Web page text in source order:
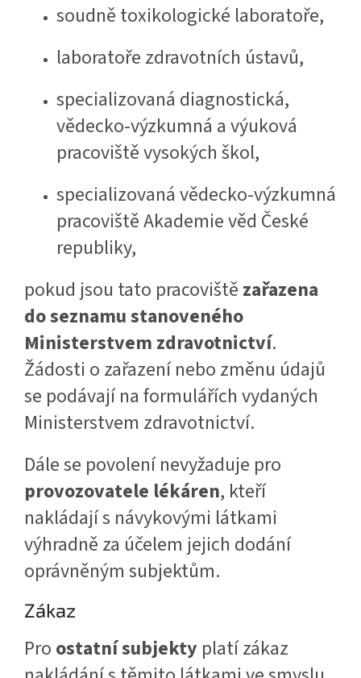
soudně toxikologické laboratoře,
laboratoře zdravotních ústavů,
specializovaná diagnostická,
vědecko-výzkumná a výuková
pracoviště vysokých škol,
specializovaná vědecko-výzkumná
pracoviště Akademie věd České
republiky,
pokud jsou tato pracoviště zařazena
do seznamu stanoveného
Ministerstvem zdravotnictví.
Žádosti o zařazení nebo změnu údajů
se podávají na formulářích vydaných
Ministerstvem zdravotnictví.
Dále se povolení nevyžaduje pro
provozovatele lékáren, kteří
nakládají s návykovými látkami
výhradně za účelem jejich dodání
oprávněným subjektům.
Zákaz
Pro ostatní subjekty platí zákaz